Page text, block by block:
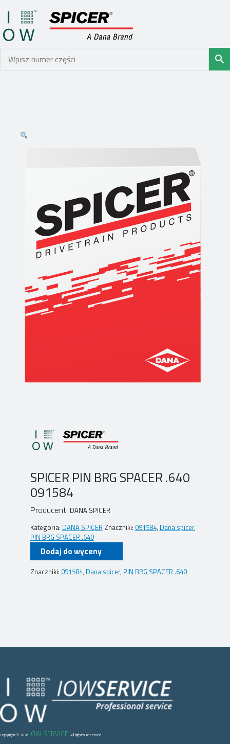
SPICER PIN BRG SPACER .640
091584
Producent: DANA SPICER
Kategoria: DANA SPICER Znaczniki: 091584, Dana spicer,
PIN BRG SPACER .640
Dodaj do wyceny
Znaczniki: 091584, Dana spicer, PIN BRG SPACER .640
Copyright © 2026 IOW SERVICE. All right's reserved.